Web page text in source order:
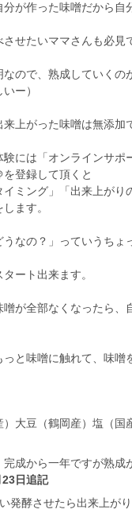
分が作った味噌だから自
せたいママさんも必見
ので、熟成していくの
ー）
来上がった味噌は無添加
験には「オンラインサポ
を登録して頂くと
イミング」「出来上が
ます。
うなの？」っていうちょ
ート出来ます。
噌が全部なくなったら、
っと味噌に触れて、味噌
大豆（鶴岡産）塩（国
成から一年ですが熟成
日追記
発酵させたら出来上がり